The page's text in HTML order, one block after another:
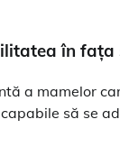
în fața
a mamelor
să se